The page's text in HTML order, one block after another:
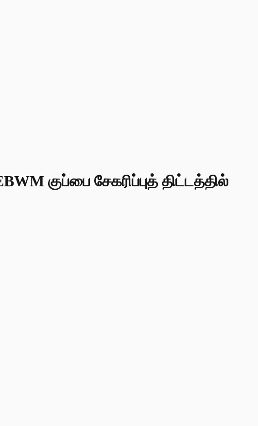
குப்பை சேகரிப்புத் திட்டத்தில்